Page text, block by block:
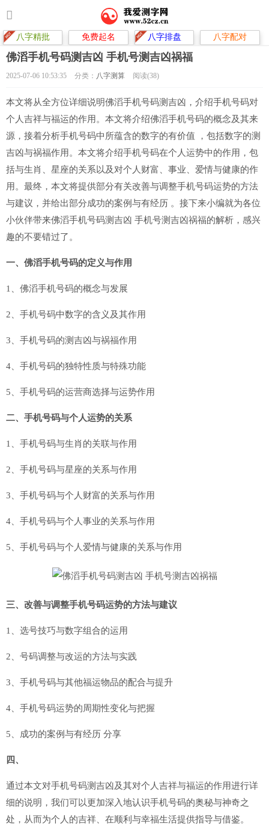
八字精批 免费起名 八字排盘 八字配对
佛滔手机号码测吉凶 手机号测吉凶祸福
2025-07-06 10:53:35 分类： 八字测算 阅读(38)
本文将从全方位详细说明佛滔手机号码测吉凶，介绍手机号码对
个人吉祥与福运的作用。本文将介绍佛滔手机号码的概念及其来
源，接着分析手机号码中所蕴含的数字的有价值 ，包括数字的测
吉凶与祸福作用。本文将介绍手机号码在个人运势中的作用，包
括与生肖、星座的关系以及对个人财富、事业、爱情与健康的作
用。最终，本文将提供部分有关改善与调整手机号码运势的方法
与建议，并给出部分成功的案例与有经历 。接下来小编就为各位
小伙伴带来佛滔手机号码测吉凶 手机号测吉凶祸福的解析，感兴
趣的不要错过了。
一、佛滔手机号码的定义与作用
1、佛滔手机号码的概念与发展
2、手机号码中数字的含义及其作用
3、手机号码的测吉凶与祸福作用
4、手机号码的独特性质与特殊功能
5、手机号码的运营商选择与运势作用
二、手机号码与个人运势的关系
1、手机号码与生肖的关联与作用
2、手机号码与星座的关系与作用
3、手机号码与个人财富的关系与作用
4、手机号码与个人事业的关系与作用
5、手机号码与个人爱情与健康的关系与作用
三、改善与调整手机号码运势的方法与建议
1、选号技巧与数字组合的运用
2、号码调整与改运的方法与实践
3、手机号码与其他福运物品的配合与提升
4、手机号码运势的周期性变化与把握
5、成功的案例与有经历 分享
四、
通过本文对手机号码测吉凶及其对个人吉祥与福运的作用进行详
细的说明，我们可以更加深入地认识手机号码的奥秘与神奇之
处，从而为个人的吉祥、在顺利与幸福生活提供指导与借鉴。